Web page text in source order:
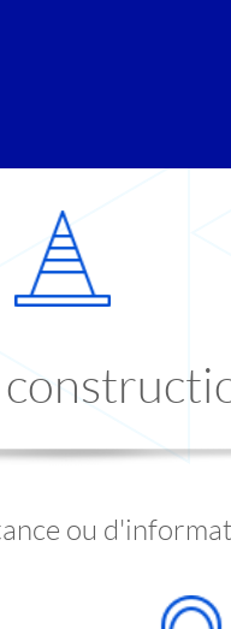
ou